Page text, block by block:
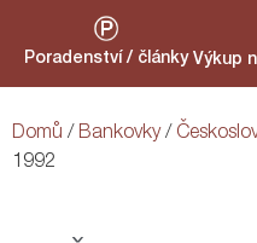
Poradenství / články Výkup
Domů / Bankovky/
1992